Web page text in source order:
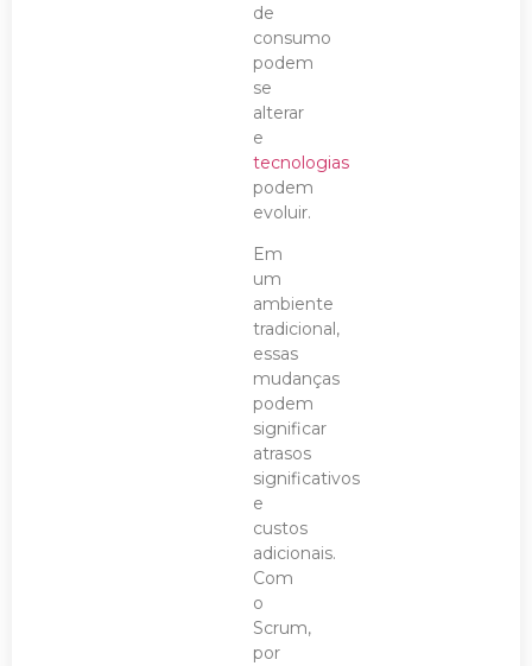
de
consumo
podem
se
alterar
e
tecnologias
podem
evoluir.
Em
um
ambiente
tradicional,
essas
mudanças
podem
significar
atrasos
significativos
e
custos
adicionais.
Com
o
Scrum,
por